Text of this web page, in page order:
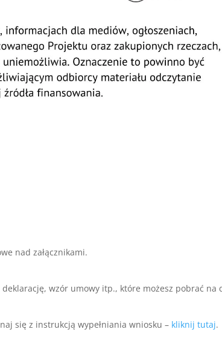
nad załącznikami.
wzór umowy itp., które możesz pobrać na
się z instrukcją wypełniania wniosku – kliknij tutaj.